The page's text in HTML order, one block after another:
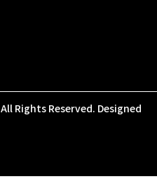
All Rights Reserved. Designed